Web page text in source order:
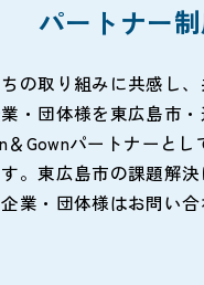
パートナー
の取り組みに共感し
・団体様を東広島市
＆Gownパートナーとし
。東広島市の課題解
業・団体様はお問い